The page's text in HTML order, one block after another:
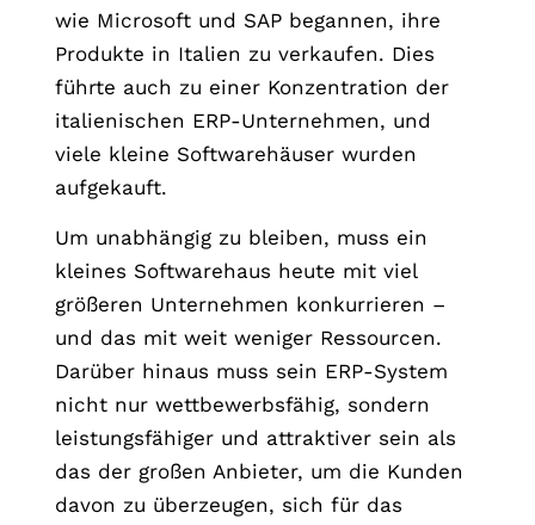
wie Microsoft und SAP begannen, ihre
Produkte in Italien zu verkaufen. Dies
führte auch zu einer Konzentration der
italienischen ERP-Unternehmen, und
viele kleine Softwarehäuser wurden
aufgekauft.
Um unabhängig zu bleiben, muss ein
kleines Softwarehaus heute mit viel
größeren Unternehmen konkurrieren –
und das mit weit weniger Ressourcen.
Darüber hinaus muss sein ERP-System
nicht nur wettbewerbsfähig, sondern
leistungsfähiger und attraktiver sein als
das der großen Anbieter, um die Kunden
davon zu überzeugen, sich für das